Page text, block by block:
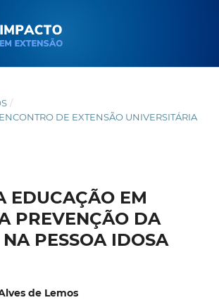
/
DE EXTENSÃO UNIVERSITÁRIA
EDUCAÇÃO EM
PREVENÇÃO DA
PESSOA IDOSA
de Lemos